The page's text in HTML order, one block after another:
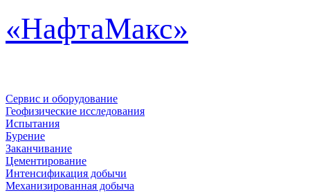
«НафтаМакс»
Сервис и оборудование
Геофизические исследования
Испытания
Бурение
Заканчивание
Цементирование
Интенсификация добычи
Механизированная добыча